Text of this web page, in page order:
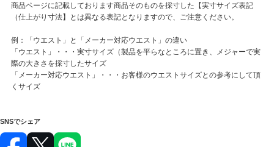
商品ページに記載しております商品そのものを採寸した【実寸サイズ表記
（仕上がり寸法】とは異なる表記となりますので、ご注意ください。
例：「ウエスト」と「メーカー対応ウエスト」の違い
「ウエスト」・・・実寸サイズ（製品を平らなところに置き、メジャーで実
際の大きさを採寸したサイズ
「メーカー対応ウエスト」・・・お客様のウエストサイズとの参考にして頂
くサイズ
SNSでシェア